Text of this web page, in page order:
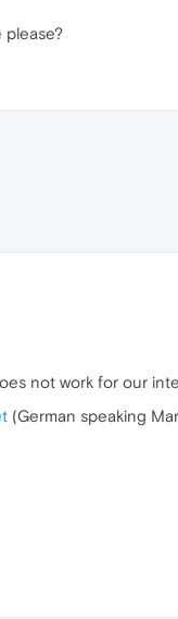
please?
not work for our
(German speaking